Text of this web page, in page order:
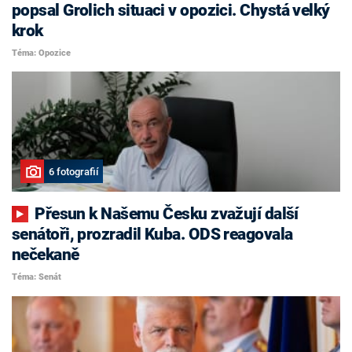
popsal Grolich situaci v opozici. Chystá velký
krok
Téma: Opozice
6 fotografií
senátoři, prozradil Kuba. ODS reagovala
nečekaně
Téma: Senát